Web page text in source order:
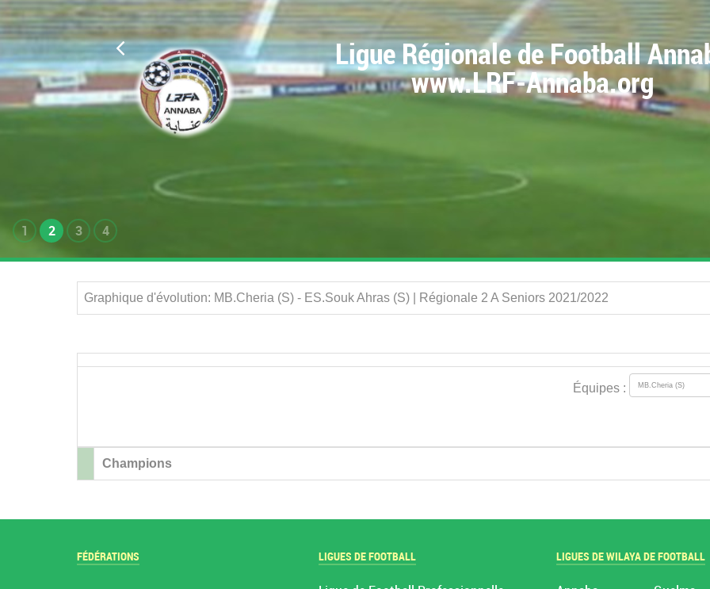
Ligue Régionale de Football
www.LRF-Annaba.org
1 2 3 4
Graphique d'évolution: MB.Cheria (S) - ES.Souk Ahras (S) | Régionale 2 A Seniors 2021/2022
Équipes :
Champions
FÉDÉRATIONS LIGUES DE FOOTBALL LIGUES DE WILAYA DE FOOTBALL